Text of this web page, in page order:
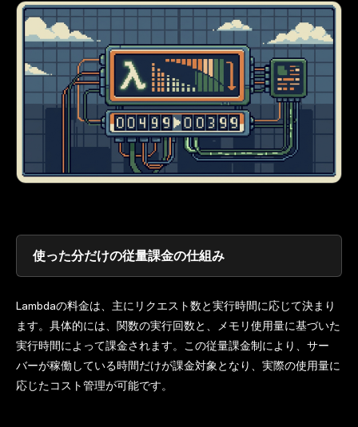
使った分だけの従量課金の仕組み
Lambdaの料金は、主にリクエスト数と実行時間に応じて決まり
ます。具体的には、関数の実行回数と、メモリ使用量に基づいた
実行時間によって課金されます。この従量課金制により、サー
バーが稼働している時間だけが課金対象となり、実際の使用量に
応じたコスト管理が可能です。